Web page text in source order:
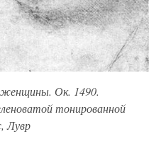
женщины. Ок. 1490.
тонированной
Лувр